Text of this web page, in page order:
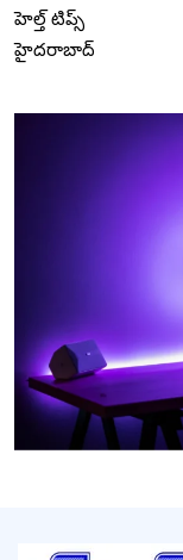
హెల్త్ టిప్స్
హైదరాబాద్